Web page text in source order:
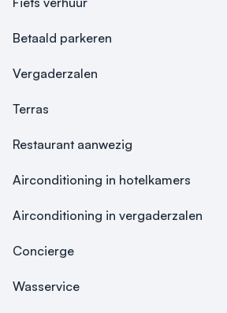
Betaald parkeren
Vergaderzalen
Terras
Restaurant aanwezig
Airconditioning in hotelkamers
Airconditioning in vergaderzalen
Concierge
Wasservice